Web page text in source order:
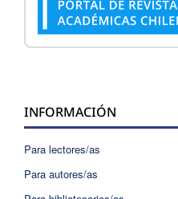
INFORMACIÓN
Para lectores/as
Para autores/as